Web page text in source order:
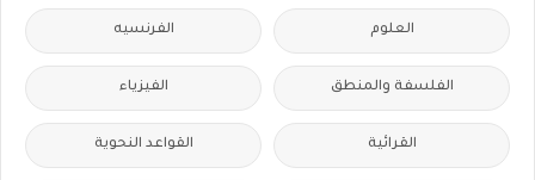
العلوم الفرنسيه
الفلسفة والمنطق الفيزياء
القرائية القواعد النحوية